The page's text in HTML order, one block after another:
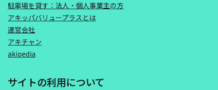
駐車場を貸す：法人・個人事業主の方
アキッパバリュープラスとは
運営会社
アキチャン
akipedia
サイトの利用について